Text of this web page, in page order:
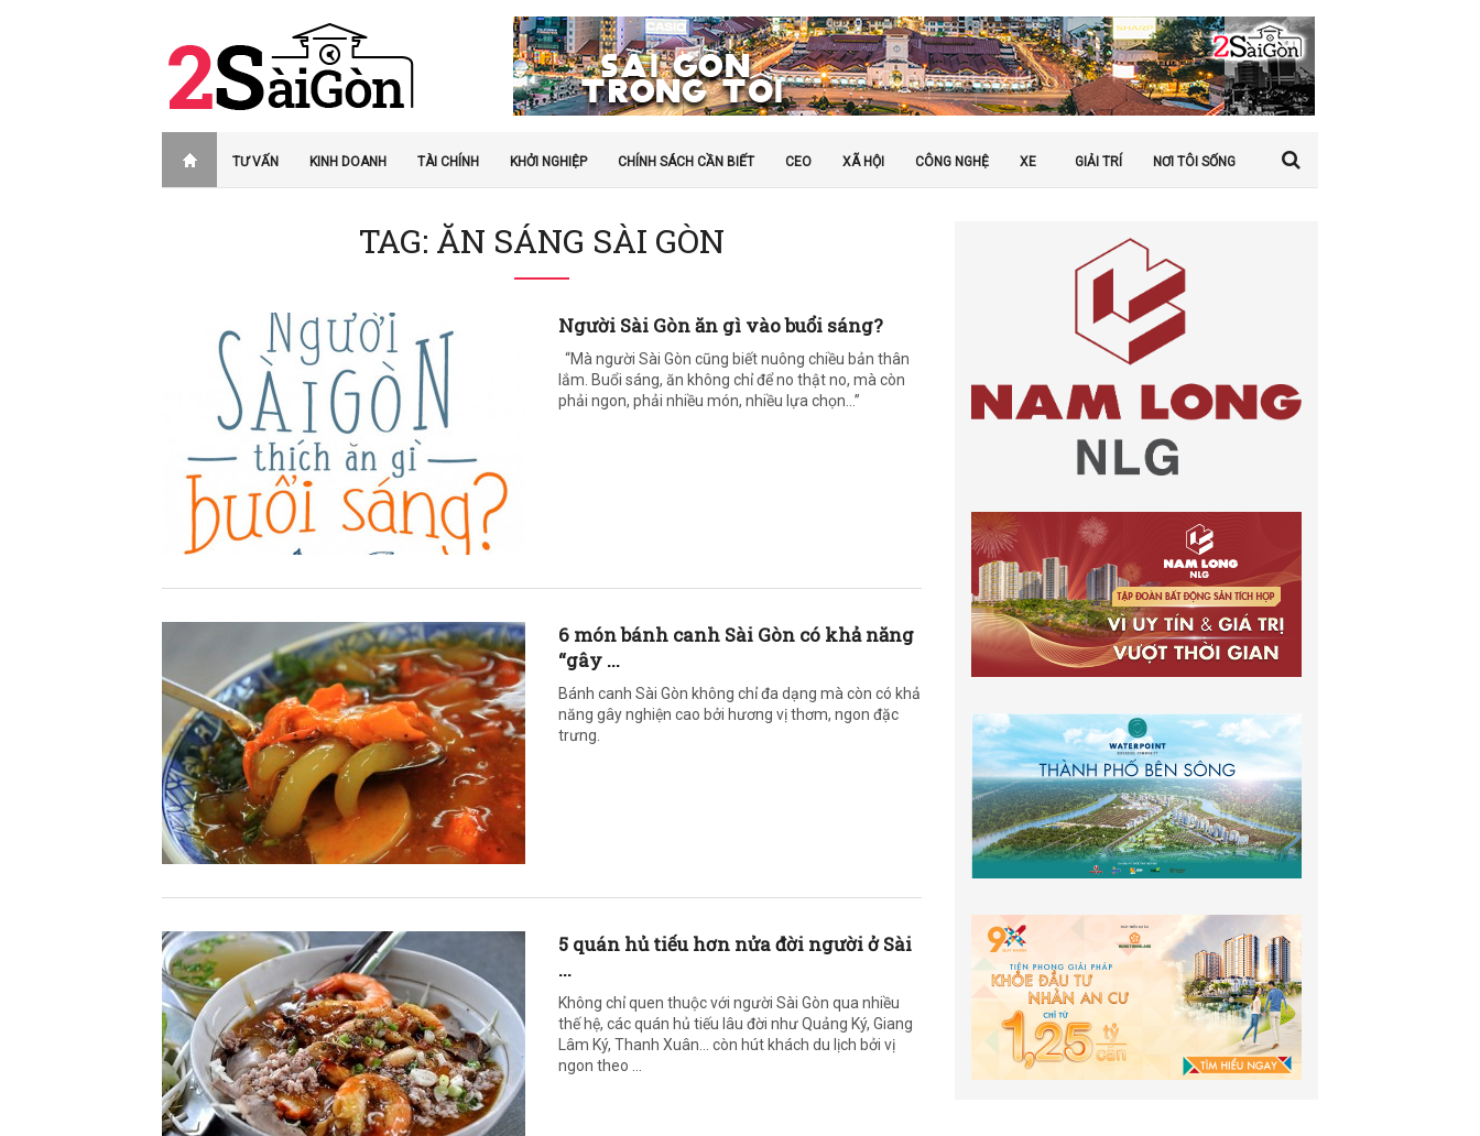
TƯ VẤN KINH DOANH TÀI CHÍNH KHỞI NGHIỆP CHÍNH SÁCH CẦN BIẾT CEO XÃ HỘI CÔNG NGHỆ XE GIẢI TRÍ NƠI TÔI SỐNG
TAG: ĂN SÁNG SÀI GÒN
Người Sài Gòn ăn gì vào buổi sáng?
“Mà người Sài Gòn cũng biết nuông chiều bản thân
lắm. Buổi sáng, ăn không chỉ để no thật no, mà còn
phải ngon, phải nhiều món, nhiều lựa chọn…”
6 món bánh canh Sài Gòn có khả năng
“gây ...
Bánh canh Sài Gòn không chỉ đa dạng mà còn có khả
năng gây nghiện cao bởi hương vị thơm, ngon đặc
trưng.
5 quán hủ tiếu hơn nửa đời người ở Sài
...
Không chỉ quen thuộc với người Sài Gòn qua nhiều
thế hệ, các quán hủ tiếu lâu đời như Quảng Ký, Giang
Lâm Ký, Thanh Xuân… còn hút khách du lịch bởi vị
ngon theo ...